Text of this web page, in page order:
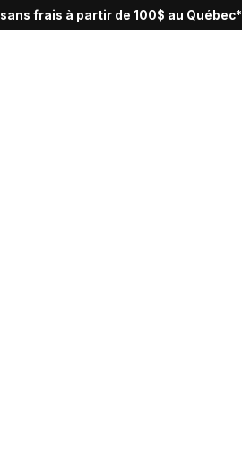
sans frais à partir de 100$ au Québec*